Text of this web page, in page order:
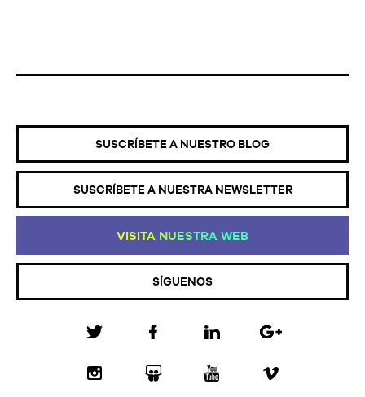
SUSCRÍBETE A NUESTRO BLOG
SUSCRÍBETE A NUESTRA NEWSLETTER
VISITA NUESTRA WEB
SÍGUENOS